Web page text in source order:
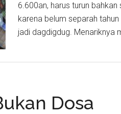
6.600an, harus turun
karena belum separah
jadi dagdigdug. Menariknya
Dosa